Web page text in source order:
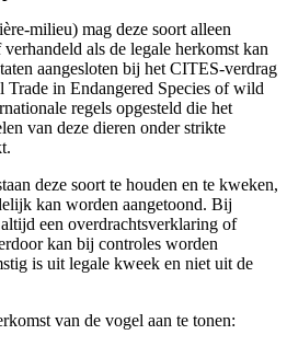
milieu) mag deze soort alleen
als de legale herkomst kan
aangesloten bij het CITES-verdrag
in Endangered Species of wild
regels opgesteld die het
van deze dieren onder strikte
deze soort te houden en te kweken,
kan worden aangetoond. Bij
een overdrachtsverklaring of
kan bij controles worden
is uit legale kweek en niet uit de
van de vogel aan te tonen: